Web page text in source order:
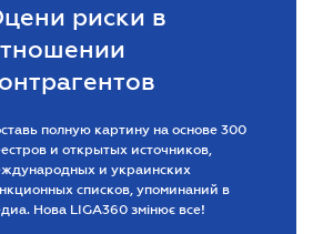
риски в
полную картину на основе 300
и открытых источников,
и украинских
списков, упоминаний в
Нова LIGA360 змінює все!